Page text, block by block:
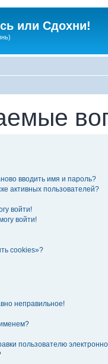
или Сдохни!
вводить имя и пароль?
активных пользователей?
войти!
войти!
cookies»?
неправильное!
пользователю